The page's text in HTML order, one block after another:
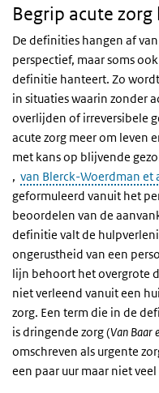
Begrip acute
De definities hangen af
perspectief, maar soms
definitie hanteert. Zo wordt
in situaties waarin zonder
overlijden of irreversibele
acute zorg meer om leven
met kans op blijvende
, van Blerck-Woerdman et
geformuleerd vanuit het
beoordelen van de
definitie valt de
ongerustheid van een
lijn behoort het overgrote
niet verleend vanuit een
zorg. Een term die in de
is dringende zorg (Van Baar
omschreven als urgente
een paar uur maar niet